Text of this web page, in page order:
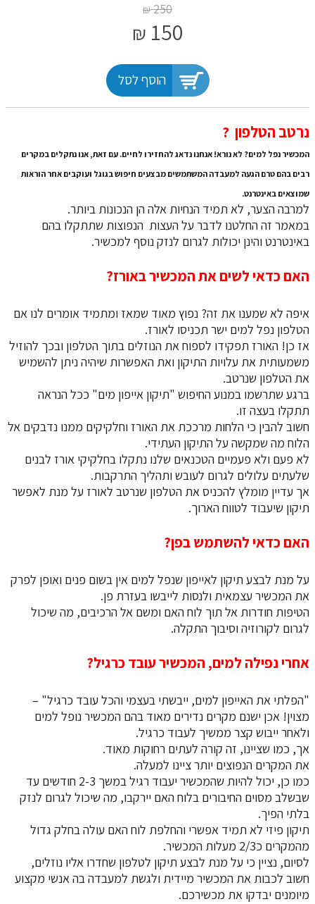
250
₪
150
₪
הוסף לסל
​​​​​​​נרטב הטלפון ?
המכשיר נפל למים? לא נורא! אנחנו נדאג להחזירו לחיים. עם זאת, אנו נתקלים במקרים
רבים בהם טרם הגעה למעבדה המשתמשים מבצעים חיפוש בגוגל ועוקבים אחר הוראות
שמוצאים באינטרנט.
למרבה הצער, לא תמיד הנחיות אלה הן הנכונות ביותר.
במאמר זה החלטנו לדבר על העצות הנפוצות שתתקלו בהם
באינטרנט והינן יכולות לגרום לנזק נוסף למכשיר.
האם כדאי לשים את המכשיר באורז?
איפה לא שמענו את זה? נפוץ מאוד שמאז ומתמיד אומרים לנו אם
הטלפון נפל למים ישר תכניסו לאורז.
אז כן! האורז תפקידו לספוח את הנוזלים בתוך הטלפון ובכך להוזיל
משמעותית את עלויות התיקון ואת האפשרות שיהיה ניתן להשמיש
את הטלפון שנרטב.
ברגע שתרשמו במנוע החיפוש "תיקון אייפון מים" ככל הנראה
תתקלו בעצה זו.
חשוב להבין כי הלחות מרככת את האורז וחלקיקים ממנו נדבקים אל
הלוח מה שמקשה על התיקון העתידי.
לא פעם ולא פעמיים הטכנאים שלנו נתקלו בחלקיקי אורז לבנים
שלעתים עלולים לגרום לעובש ותהליך התרקבות.
אך עדיין מומלץ להכניס את הטלפון שנרטב לאורז על מנת לאפשר
תיקון שיעבוד לטווח הארוך.
האם כדאי להשתמש בפן?
על מנת לבצע תיקון לאייפון שנפל למים אין בשום פנים ואופן לפרק
את המכשיר עצמאית ולנסות לייבשו בעזרת פן.
הטיפות חודרות אל תוך לוח האם ומשם אל הרכיבים, מה שיכול
לגרום לקורוזיה וסיבוך התקלה.
אחרי נפילה למים, המכשיר עובד כרגיל?
"הפלתי את האייפון למים, ייבשתי בעצמי והכל עובד כרגיל" –
מצוין! אכן ישנם מקרים נדירים מאוד בהם המכשיר נופל למים
ולאחר ייבוש קצר ממשיך לעבוד כרגיל.
אך, כמו שציינו, זה קורה לעתים רחוקות מאוד.
את המקרים הנפוצים יותר ציינו למעלה.
כמו כן, יכול להיות שהמכשיר יעבוד רגיל במשך 2-3 חודשים עד
שבשלב מסוים החיבורים בלוח האם יירקבו, מה שיכול לגרום לנזק
בלתי הפיך.
​​​​​​​תיקון פיזי לא תמיד אפשרי והחלפת לוח האם עולה בחלק גדול
מהמקרים כ2/3 מעלות המכשיר.
לסיום, נציין כי על מנת לבצע תיקון לטלפון שחדרו אליו נוזלים,
חשוב לכבות את המכשיר מיידית ולגשת למעבדה בה אנשי מקצוע
מיומנים יבדקו את מכשירכם.